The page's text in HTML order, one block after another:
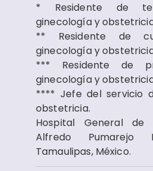
* Residente de
ginecología y
** Residente de
ginecología y
*** Residente de
ginecología y
**** Jefe del servicio
obstetricia.
Hospital General de
Alfredo Pumarejo
Tamaulipas, México.